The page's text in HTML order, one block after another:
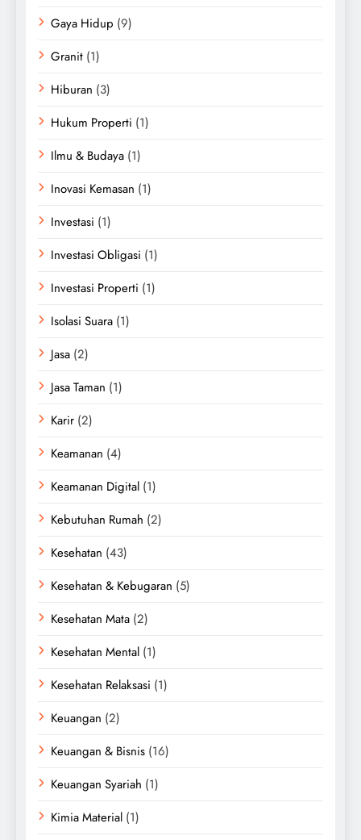
Gaya Hidup (9)
Granit (1)
Hiburan (3)
Hukum Properti (1)
Ilmu & Budaya (1)
Inovasi Kemasan (1)
Investasi (1)
Investasi Obligasi (1)
Investasi Properti (1)
Isolasi Suara (1)
Jasa (2)
Jasa Taman (1)
Karir (2)
Keamanan (4)
Keamanan Digital (1)
Kebutuhan Rumah (2)
Kesehatan (43)
Kesehatan & Kebugaran (5)
Kesehatan Mata (2)
Kesehatan Mental (1)
Kesehatan Relaksasi (1)
Keuangan (2)
Keuangan & Bisnis (16)
Keuangan Syariah (1)
Kimia Material (1)